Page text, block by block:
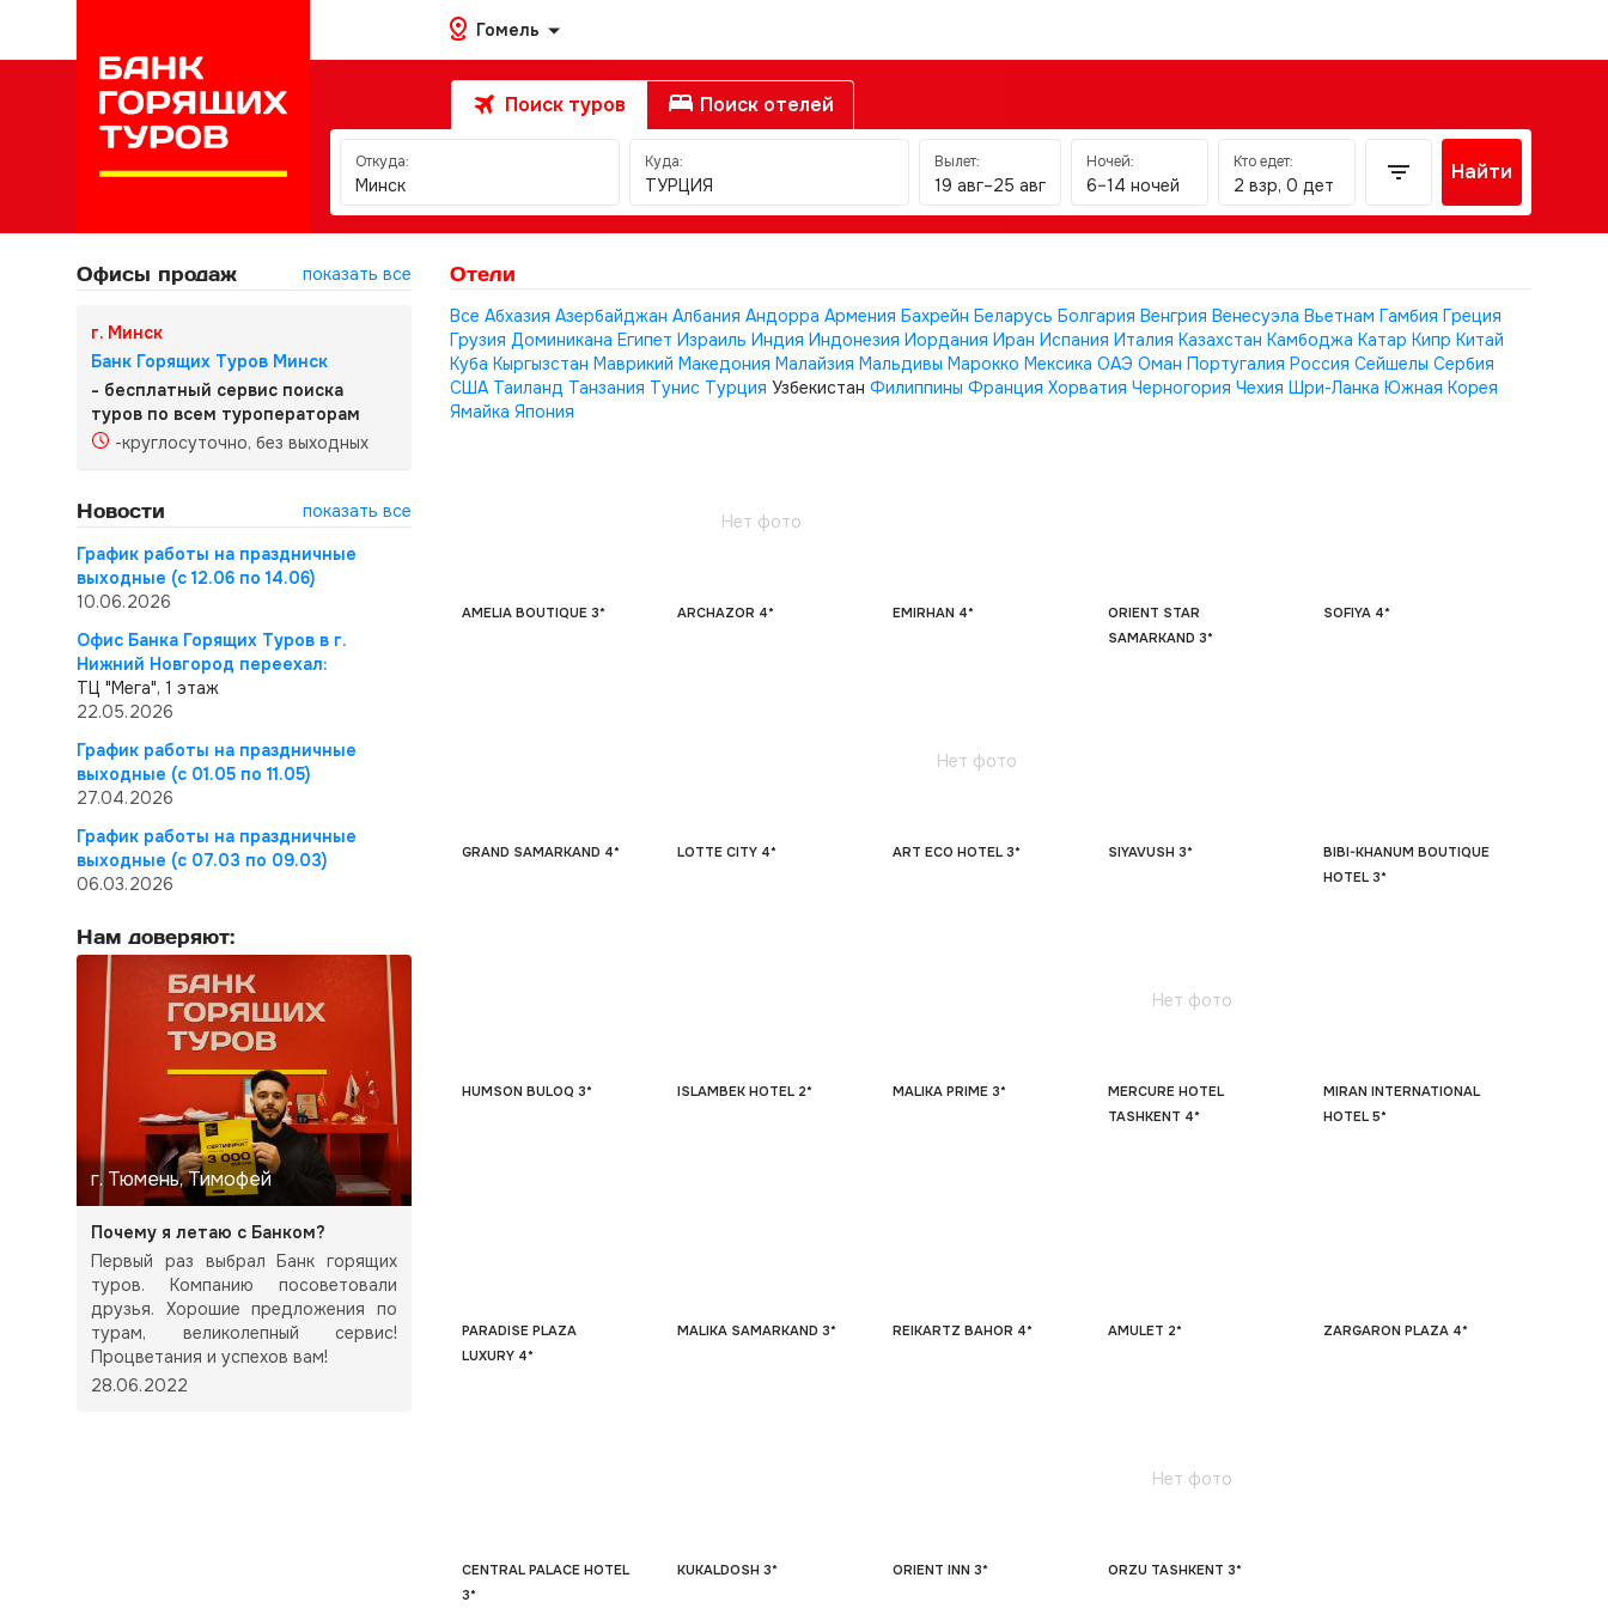
Гомель
Поиск туров Поиск отелей
Откуда:
Минск
Куда:
ТУРЦИЯ
Вылет:
19 авг–25 авг
Ночей:
6–14 ночей
Кто едет:
2 взр, 0 дет
Найти
Офисы продаж показать все
г. Минск
Банк Горящих Туров Минск
- бесплатный сервис поиска
туров по всем туроператорам
-круглосуточно, без выходных
Новости
показать все
График работы на праздничные
выходные (с 12.06 по 14.06)
10.06.2026
Офис Банка Горящих Туров в г.
Нижний Новгород переехал:
ТЦ "Мега", 1 этаж
22.05.2026
График работы на праздничные
выходные (с 01.05 по 11.05)
27.04.2026
График работы на праздничные
выходные (с 07.03 по 09.03)
06.03.2026
Нам доверяют:
г. Тюмень, Тимофей
Почему я летаю с Банком?
Первый раз выбрал Банк горящих
туров. Компанию посоветовали
друзья. Хорошие предложения по
турам, великолепный сервис!
Процветания и успехов вам!
28.06.2022
Отели
Все Абхазия Азербайджан Албания Андорра Армения Бахрейн Беларусь Болгария Венгрия Венесуэла Вьетнам Гамбия Греция
Грузия Доминикана Египет Израиль Индия Индонезия Иордания Иран Испания Италия Казахстан Камбоджа Катар Кипр Китай
Куба Кыргызстан Маврикий Македония Малайзия Мальдивы Марокко Мексика ОАЭ Оман Португалия Россия Сейшелы Сербия
США Таиланд Танзания Тунис Турция Узбекистан Филиппины Франция Хорватия Черногория Чехия Шри-Ланка Южная Корея
Ямайка Япония
AMELIA BOUTIQUE 3*
Нет фото
ARCHAZOR 4* EMIRHAN 4*
ORIENT STAR
SAMARKAND 3*
SOFIYA 4*
GRAND SAMARKAND 4* LOTTE CITY 4*
Нет фото
ART ECO HOTEL 3* SIYAVUSH 3*
BIBI-KHANUM BOUTIQUE
HOTEL 3*
HUMSON BULOQ 3* ISLAMBEK HOTEL 2* MALIKA PRIME 3*
Нет фото
MERCURE HOTEL
TASHKENT 4*
MIRAN INTERNATIONAL
HOTEL 5*
PARADISE PLAZA
LUXURY 4*
MALIKA SAMARKAND 3* REIKARTZ BAHOR 4* AMULET 2* ZARGARON PLAZA 4*
CENTRAL PALACE HOTEL
3*
KUKALDOSH 3* ORIENT INN 3*
Нет фото
ORZU TASHKENT 3*